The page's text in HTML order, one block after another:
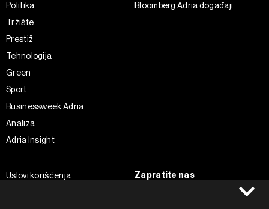
Politika
Tržište
Prestiž
Tehnologija
Green
Sport
Businessweek Adria
Analiza
Adria Insight
Bloomberg Adria događaji
Uslovi korišćenja
Zapratite nas